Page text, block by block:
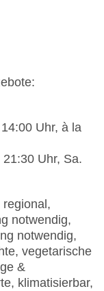
Uhr, à la
Uhr, Sa.
notwendig,
notwendig,
vegetarische
&
klimatisierbar,